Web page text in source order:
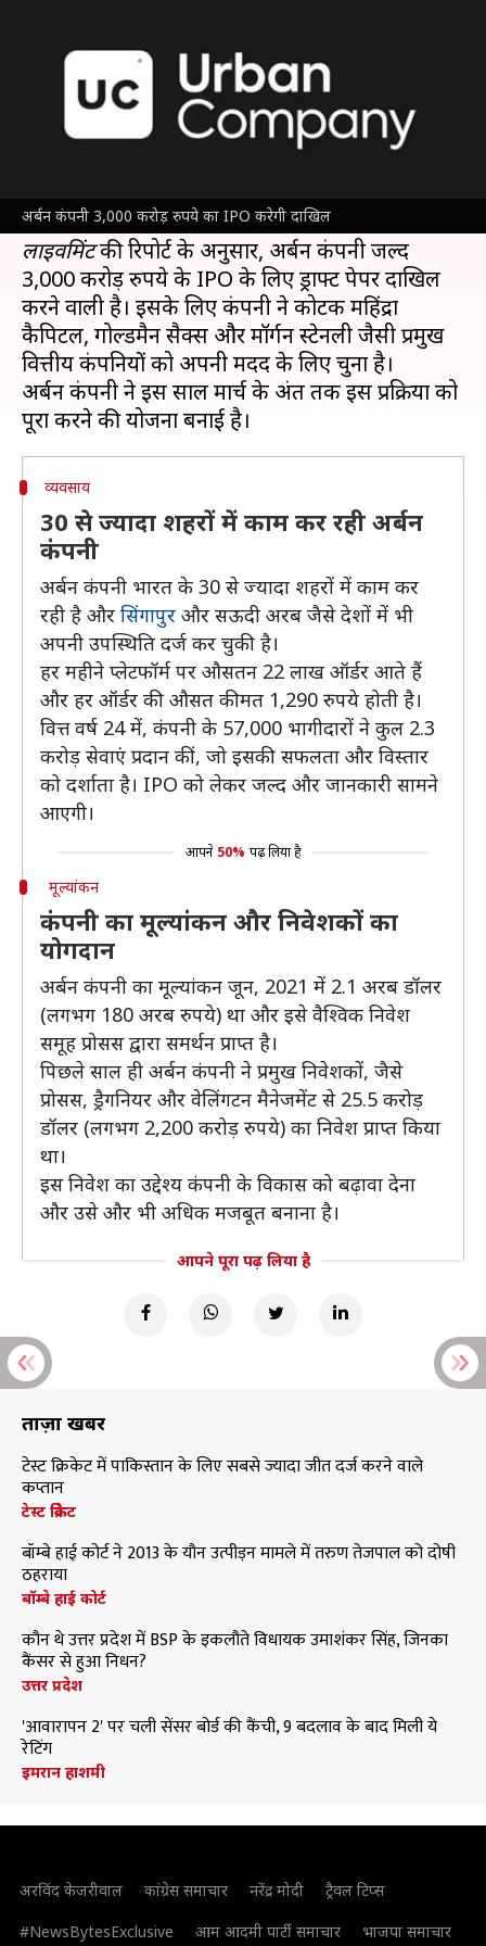
अर्बन कंपनी 3,000 करोड़ रुपये का IPO करेगी दाखिल
बिश्वजीत कुमार Jan 14, 2025 01:07 pm
क्या है खबर?
लाइवमिंटकी रिपोर्ट के अनुसार, अर्बन कंपनी जल्द
3,000 करोड़ रुपये के IPO के लिए ड्राफ्ट पेपर दाखिल
करने वाली है। इसके लिए कंपनी ने कोटक महिंद्रा
कैपिटल, गोल्डमैन सैक्स और मॉर्गन स्टेनली जैसी प्रमुख
वित्तीय कंपनियों को अपनी मदद के लिए चुना है।
अर्बन कंपनी ने इस साल मार्च के अंत तक इस प्रक्रिया को
व्यवसाय
30 से ज्यादा शहरों में काम कर रही अर्बन
कंपनी
अर्बन कंपनी भारत के 30 से ज्यादा शहरों में काम कर
रही है और सिंगापुर और सऊदी अरब जैसे देशों में भी
अपनी उपस्थिति दर्ज कर चुकी है।
हर महीने प्लेटफॉर्म पर औसतन 22 लाख ऑर्डर आते हैं
और हर ऑर्डर की औसत कीमत 1,290 रुपये होती है।
वित्त वर्ष 24 में, कंपनी के 57,000 भागीदारों ने कुल 2.3
करोड़ सेवाएं प्रदान कीं, जो इसकी सफलता और विस्तार
को दर्शाता है। IPO को लेकर जल्द और जानकारी सामने
आएगी।
आपने 50% पढ़ लिया है
मूल्यांकन
कंपनी का मूल्यांकन और निवेशकों का
योगदान
अर्बन कंपनी का मूल्यांकन जून, 2021 में 2.1 अरब डॉलर
(लगभग 180 अरब रुपये) था और इसे वैश्विक निवेश
समूह प्रोसस द्वारा समर्थन प्राप्त है।
पिछले साल ही अर्बन कंपनी ने प्रमुख निवेशकों, जैसे
प्रोसस, ड्रैगनियर और वेलिंगटन मैनेजमेंट से 25.5 करोड़
डॉलर (लगभग 2,200 करोड़ रुपये) का निवेश प्राप्त किया
था।
इस निवेश का उद्देश्य कंपनी के विकास को बढ़ावा देना
और उसे और भी अधिक मजबूत बनाना है।
आपने पूरा पढ़ लिया है
ताज़ा खबरें
टेस्ट क्रिकेट में पाकिस्तान के लिए सबसे ज्यादा जीत दर्ज करने वाले
कप्तान
टेस्ट क्रिकेट
बॉम्बे हाई कोर्ट ने 2013 के यौन उत्पीड़न मामले में तरुण तेजपाल को दोषी
ठहराया
बॉम्बे हाई कोर्ट
कौन थे उत्तर प्रदेश में BSP के इकलौते विधायक उमाशंकर सिंह, जिनका
कैंसर से हुआ निधन?
उत्तर प्रदेश
'आवारापन 2' पर चली सेंसर बोर्ड की कैंची, 9 बदलाव के बाद मिली ये
रेटिंग
इमरान हाशमी
अरविंद केजरीवाल कांग्रेस समाचार नरेंद्र मोदी
ट्रैवल टिप्स
#NewsBytesExclusive
आम आदमी पार्टी समाचार भाजपा समाचार